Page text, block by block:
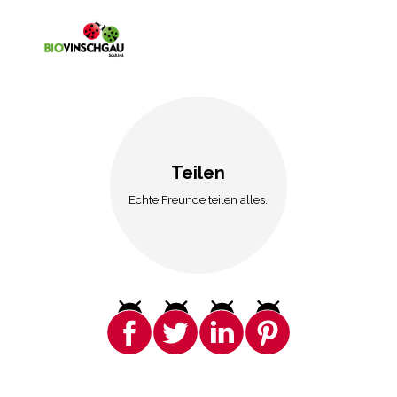
Teilen
Echte Freunde teilen alles.